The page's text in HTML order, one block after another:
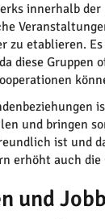
innerhalb
zu etablieren.
diese
und bringen
ist und
erhöht auch
und